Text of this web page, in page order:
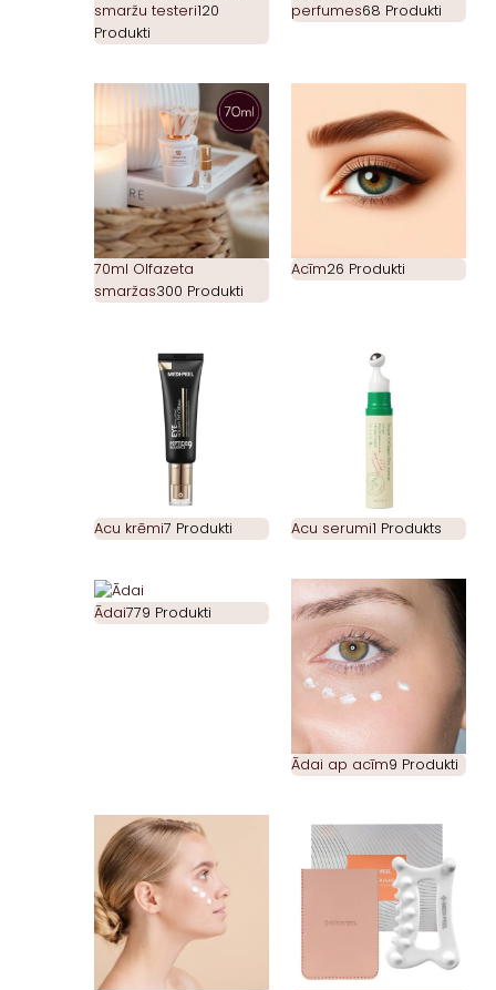
smaržu testeri120
Produkti
perfumes68 Produkti
70ml Olfazeta
smaržas300 Produkti
Acīm26 Produkti
Acu krēmi7 Produkti Acu serumi1 Produkts
Ādai779 Produkti
Ādai ap acīm9 Produkti